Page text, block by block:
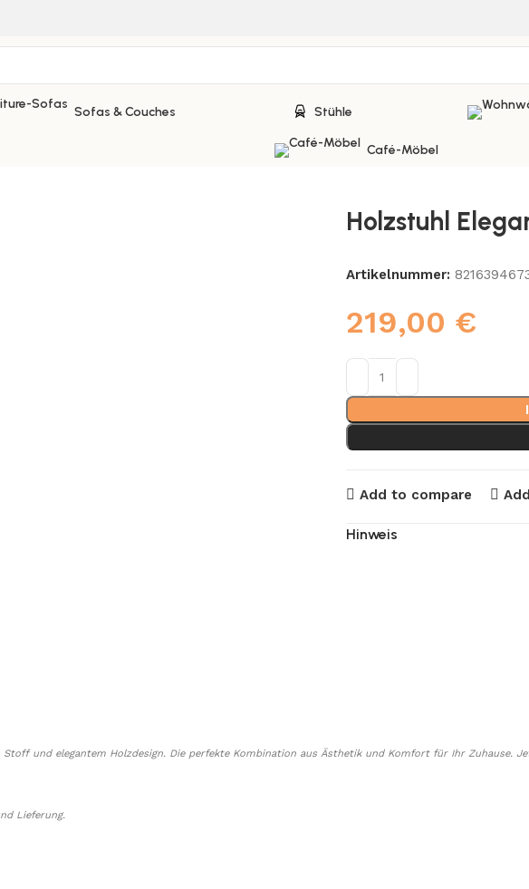
Sofas & Couches Stühle
Café-Möbel
Holzstuhl
Artikelnummer:
219,00 €
Add to compare
Hinweis
und elegantem Holzdesign. Die perfekte Kombination aus Ästhetik und Komfort für Ihr Zuhause.
Lieferung.